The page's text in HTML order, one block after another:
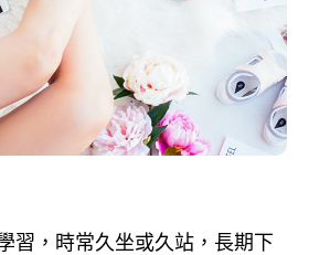
習，時常久坐或久站，長期下